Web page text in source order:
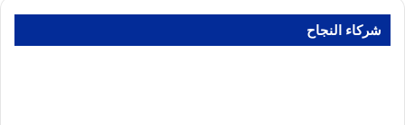
شركاء النجاح